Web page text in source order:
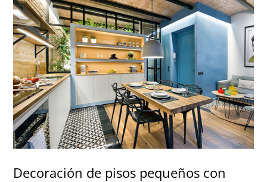
Decoración de pisos pequeños con